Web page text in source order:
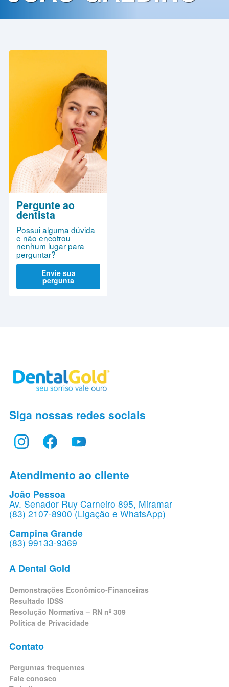
de
Pergunte ao
dentista
Possui alguma dúvida
e não encotrou
nenhum lugar para
perguntar?
Envie sua
pergunta
Siga nossas redes sociais
Atendimento ao cliente
João Pessoa
Av. Senador Ruy Carneiro 895, Miramar
(83) 2107-8900 (Ligação e WhatsApp)
Campina Grande
(83) 99133-9369
A Dental Gold
Demonstrações Econômico-Financeiras
Resultado IDSS
Resolução Normativa – RN nº 309
Política de Privacidade
Contato
Perguntas frequentes
Fale conosco